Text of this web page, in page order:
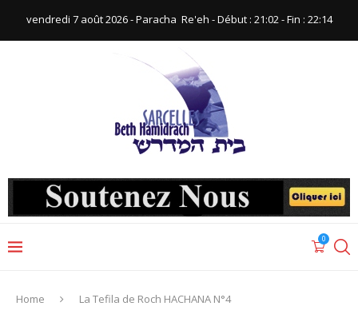
vendredi 7 août 2026 - Paracha ‪ Re'eh‬ - Début : 21:02‬ - Fin : ‪22:14‬
0
Home La Tefila de Roch HACHANA N°4